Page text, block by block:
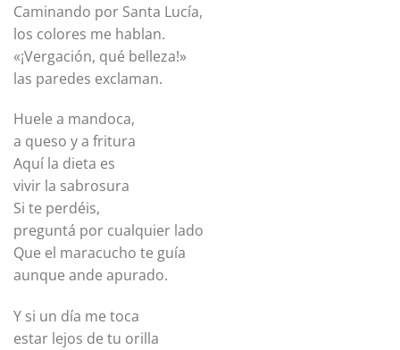
Caminando por Santa Lucía,
los colores me hablan.
«¡Vergación, qué belleza!»
las paredes exclaman.
Huele a mandoca,
a queso y a fritura
Aquí la dieta es
vivir la sabrosura
Si te perdéis,
preguntá por cualquier lado
Que el maracucho te guía
aunque ande apurado.
Y si un día me toca
estar lejos de tu orilla